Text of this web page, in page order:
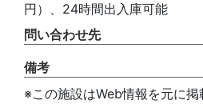
円）、24時間出入庫可能
問い合わせ先
備考
※この施設はWeb情報を元に